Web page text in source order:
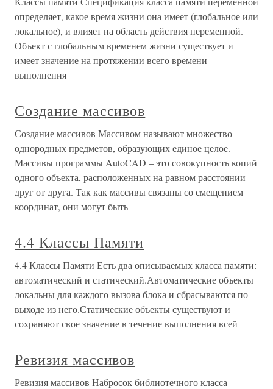
определяет, какое время жизни она имеет (глобальное или
локальное), и влияет на область действия переменной.
Объект с глобальным временем жизни существует и
имеет значение на протяжении всего времени
выполнения
Создание массивов
Создание массивов Массивом называют множество
однородных предметов, образующих единое целое.
Массивы программы AutoCAD – это совокупность копий
одного объекта, расположенных на равном расстоянии
друг от друга. Так как массивы связаны со смещением
координат, они могут быть
4.4 Классы Памяти
4.4 Классы Памяти Есть два описываемых класса памяти:
автоматический и статический.Автоматические объекты
локальны для каждого вызова блока и сбрасываются по
выходе из него.Статические объекты существуют и
сохраняют свое значение в течение выполнения всей
Ревизия массивов
Ревизия массивов Набросок библиотечного класса